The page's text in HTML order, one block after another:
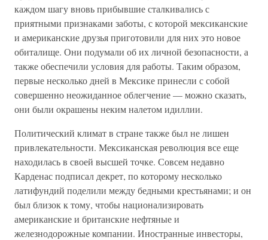
каждом шагу вновь прибывшие сталкивались с
приятными признаками заботы, с которой мексиканские
и американские друзья приготовили для них это новое
обиталище. Они подумали об их личной безопасности, а
также обеспечили условия для работы. Таким образом,
первые несколько дней в Мексике принесли с собой
совершенно неожиданное облегчение — можно сказать,
они были окрашены неким налетом идиллии.
Политический климат в стране также был не лишен
привлекательности. Мексиканская революция все еще
находилась в своей высшей точке. Совсем недавно
Карденас подписал декрет, по которому несколько
латифундий поделили между бедными крестьянами; и он
был близок к тому, чтобы национализировать
американские и британские нефтяные и
железнодорожные компании. Иностранные инвесторы,